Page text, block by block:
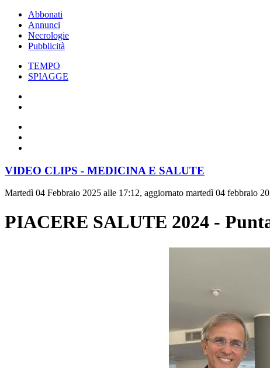
Abbonati
Annunci
Necrologie
Pubblicità
TEMPO
SPIAGGE
VIDEO CLIPS - MEDICINA E SALUTE
Martedì 04 Febbraio 2025 alle 17:12, aggiornato martedì 04 febbraio
PIACERE SALUTE 2024 -